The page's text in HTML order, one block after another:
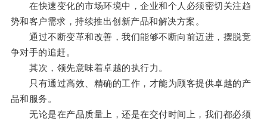
在快速变化的市场环境中，企业和个人必须密切关注趋
势和客户需求，持续推出创新产品和解决方案。
通过不断变革和改善，我们能够不断向前迈进，摆脱竞
争对手的追赶。
其次，领先意味着卓越的执行力。
只有通过高效、精确的工作，才能为顾客提供卓越的产
品和服务。
无论是在产品质量上，还是在交付时间上，我们都必须